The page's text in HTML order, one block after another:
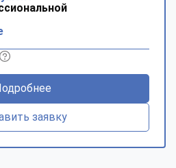
заявку